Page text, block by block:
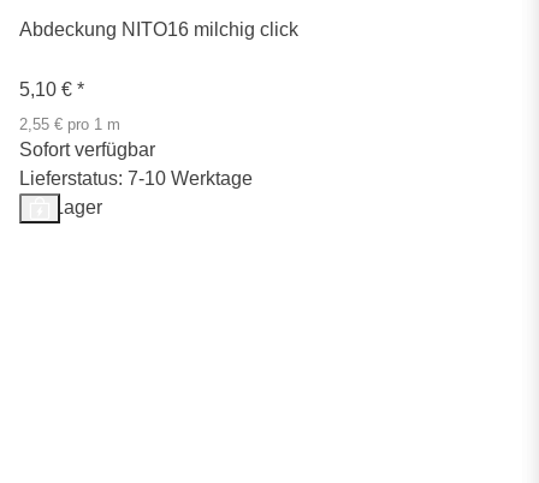
Abdeckung NITO16 milchig click
5,10 € *
2,55 € pro 1 m
Sofort verfügbar
Lieferstatus: 7-10 Werktage
Auf Lager